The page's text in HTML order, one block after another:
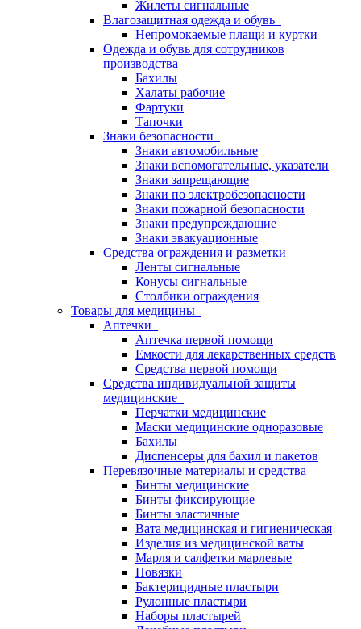
Жилеты сигнальные
Влагозащитная одежда и обувь
Непромокаемые плащи и куртки
Одежда и обувь для сотрудников
производства
Бахилы
Халаты рабочие
Фартуки
Тапочки
Знаки безопасности
Знаки автомобильные
Знаки вспомогательные, указатели
Знаки запрещающие
Знаки по электробезопасности
Знаки пожарной безопасности
Знаки предупреждающие
Знаки эвакуационные
Средства ограждения и разметки
Ленты сигнальные
Конусы сигнальные
Столбики ограждения
Товары для медицины
Аптечки
Аптечка первой помощи
Емкости для лекарственных средств
Средства первой помощи
Средства индивидуальной защиты
медицинские
Перчатки медицинские
Маски медицинские одноразовые
Бахилы
Диспенсеры для бахил и пакетов
Перевязочные материалы и средства
Бинты медицинские
Бинты фиксирующие
Бинты эластичные
Вата медицинская и гигиеническая
Изделия из медицинской ваты
Марля и салфетки марлевые
Повязки
Бактерицидные пластыри
Рулонные пластыри
Наборы пластырей